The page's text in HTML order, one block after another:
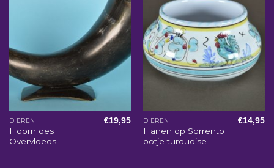
DIEREN
Hoorn des
Overvloeds
€19,95 DIEREN
Hanen op Sorrento
potje turquoise
€14,95